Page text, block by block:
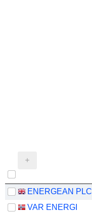
ENERGEAN PLC
VAR ENERGI